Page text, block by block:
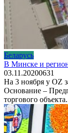
Беларусь
В Минске и
03.11.20200631
На 3 ноября у OZ
Основание –
торгового